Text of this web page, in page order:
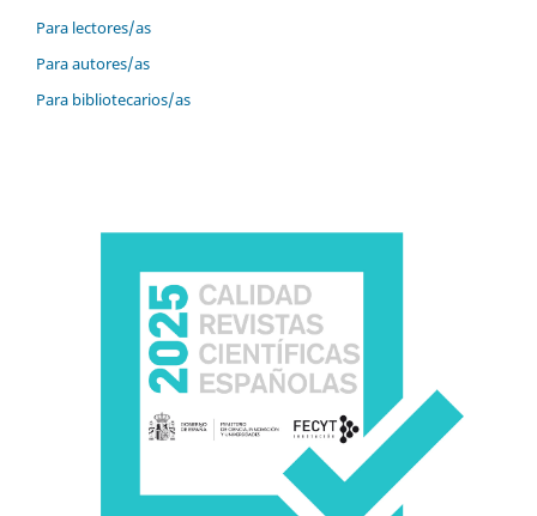
Para lectores/as
Para autores/as
Para bibliotecarios/as